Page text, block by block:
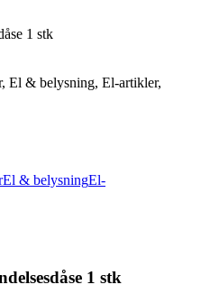
1 stk
El & belysning, El-artikler,
El & belysningEl-
1 stk